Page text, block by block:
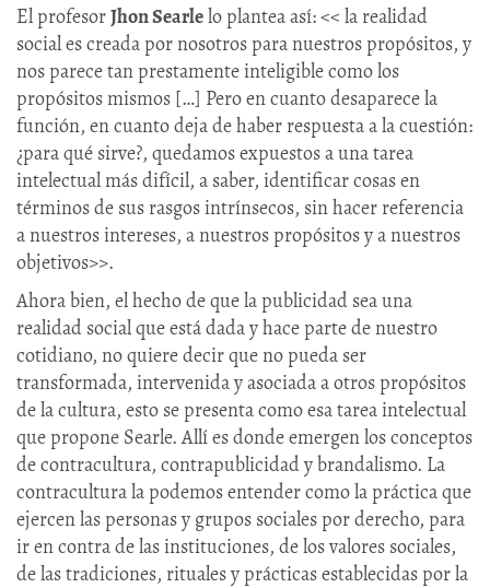
El profesorJhon Searlelo plantea así: << la realidad
social es creada por nosotros para nuestros propósitos, y
nos parece tan prestamente inteligible como los
propósitos mismos […] Pero en cuanto desaparece la
función, en cuanto deja de haber respuesta a la cuestión:
¿para qué sirve?, quedamos expuestos a una tarea
intelectual más difícil, a saber, identificar cosas en
términos de sus rasgos intrínsecos, sin hacer referencia
a nuestros intereses, a nuestros propósitos y a nuestros
objetivos>>.
Ahora bien, el hecho de que la publicidad sea una
realidad social que está dada y hace parte de nuestro
cotidiano, no quiere decir que no pueda ser
transformada, intervenida y asociada a otros propósitos
de la cultura, esto se presenta como esa tarea intelectual
que propone Searle. Allí es donde emergen los conceptos
de contracultura, contrapublicidad y brandalismo. La
contracultura la podemos entender como la práctica que
ejercen las personas y grupos sociales por derecho, para
ir en contra de las instituciones, de los valores sociales,
de las tradiciones, rituales y prácticas establecidas por la